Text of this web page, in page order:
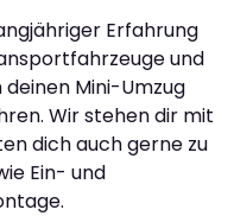
Erfahrung
und
Mini-Umzug
Wir stehen dir mit
dich auch gerne zu
Ein- und